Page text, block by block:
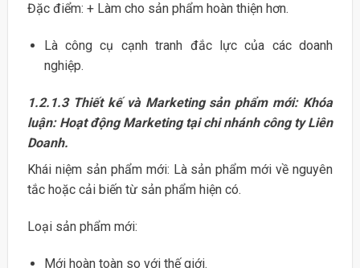
Đặc điểm: + Làm cho sản phẩm hoàn thiện hơn.
Là công cụ cạnh tranh đắc lực của các doanh
nghiệp.
1.2.1.3 Thiết kế và Marketing sản phẩm mới: Khóa
luận: Hoạt động Marketing tại chi nhánh công ty Liên
Doanh.
Khái niệm sản phẩm mới: Là sản phẩm mới về nguyên
tắc hoặc cải biến từ sản phẩm hiện có.
Loại sản phẩm mới:
Mới hoàn toàn so với thế giới.